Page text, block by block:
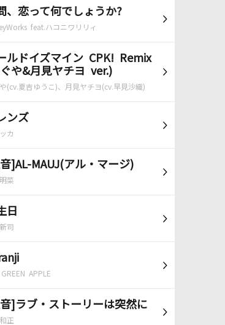
、恋って何でしょうか?
feat.ハコニワリリィ
ルドイズマイン CPK! Remix
や&月見ヤチヨ ver.)
(cv.夏吉ゆうこ)、月見ヤチヨ(cv.早見沙織)
ンズ
カ
]AL-MAUJ(アル・マージ)
菜
日
司
GREEN APPLE
]ラブ・ストーリーは突然に
正